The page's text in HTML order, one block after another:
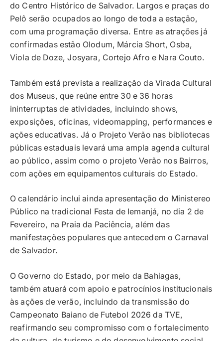
do Centro Histórico de Salvador. Largos e praças do
Pelô serão ocupados ao longo de toda a estação,
com uma programação diversa. Entre as atrações já
confirmadas estão Olodum, Márcia Short, Osba,
Viola de Doze, Josyara, Cortejo Afro e Nara Couto.
Também está prevista a realização da Virada Cultural
dos Museus, que reúne entre 30 e 36 horas
ininterruptas de atividades, incluindo shows,
exposições, oficinas, videomapping, performances e
ações educativas. Já o Projeto Verão nas bibliotecas
públicas estaduais levará uma ampla agenda cultural
ao público, assim como o projeto Verão nos Bairros,
com ações em equipamentos culturais do Estado.
O calendário inclui ainda apresentação do Ministereo
Público na tradicional Festa de Iemanjá, no dia 2 de
Fevereiro, na Praia da Paciência, além das
manifestações populares que antecedem o Carnaval
de Salvador.
O Governo do Estado, por meio da Bahiagas,
também atuará com apoio e patrocínios institucionais
às ações de verão, incluindo da transmissão do
Campeonato Baiano de Futebol 2026 da TVE,
reafirmando seu compromisso com o fortalecimento